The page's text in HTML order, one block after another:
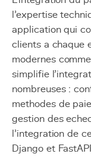
l'expertise
application qui
clients a chaque
modernes
simplifie
nombreuses :
methodes de
gestion des
l'integration de
Django et